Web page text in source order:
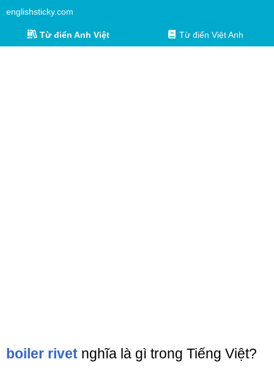
englishsticky.com
Từ điển Anh Việt Từ điển Việt Anh
boiler rivet nghĩa là gì trong Tiếng Việt?